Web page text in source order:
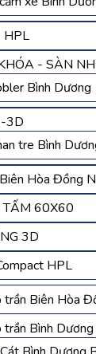
HPL
- SÀN
Bình Dương
3D
tre Bình
Hòa Đồng
60X60
3D
HPL
Biên Hòa
Bình Dương